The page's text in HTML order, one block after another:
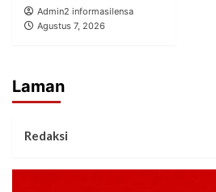
Admin2 informasilensa
Agustus 7, 2026
Laman
Redaksi